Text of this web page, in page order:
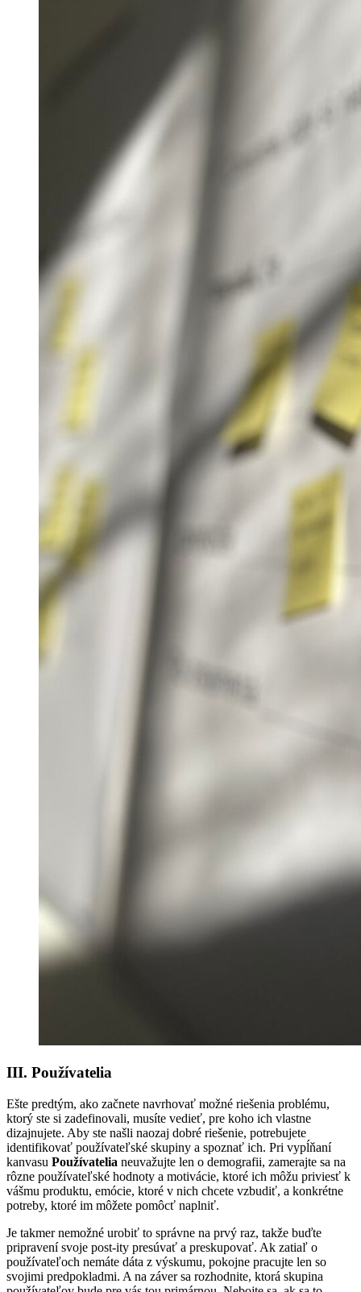
III. Používatelia
Ešte predtým, ako začnete navrhovať možné riešenia problému,
ktorý ste si zadefinovali, musíte vedieť, pre koho ich vlastne
dizajnujete. Aby ste našli naozaj dobré riešenie, potrebujete
identifikovať používateľské skupiny a spoznať ich. Pri vypĺňaní
kanvasu Používatelia neuvažujte len o demografii, zamerajte sa na
rôzne používateľské hodnoty a motivácie, ktoré ich môžu priviesť k
vášmu produktu, emócie, ktoré v nich chcete vzbudiť, a konkrétne
potreby, ktoré im môžete pomôcť naplniť.
Je takmer nemožné urobiť to správne na prvý raz, takže buďte
pripravení svoje post-ity presúvať a preskupovať. Ak zatiaľ o
používateľoch nemáte dáta z výskumu, pokojne pracujte len so
svojimi predpokladmi. A na záver sa rozhodnite, ktorá skupina